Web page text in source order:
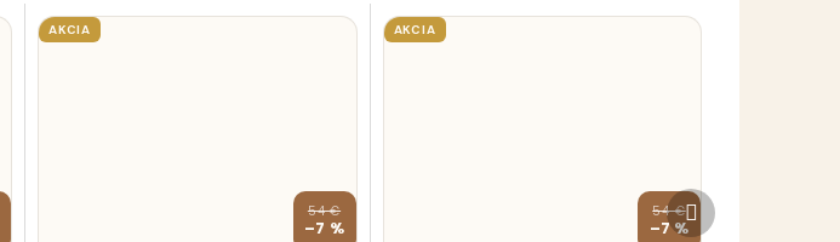
AKCIA
54 €
–7 %
AKCIA
54 €
–7 %
Ďalší
produkt